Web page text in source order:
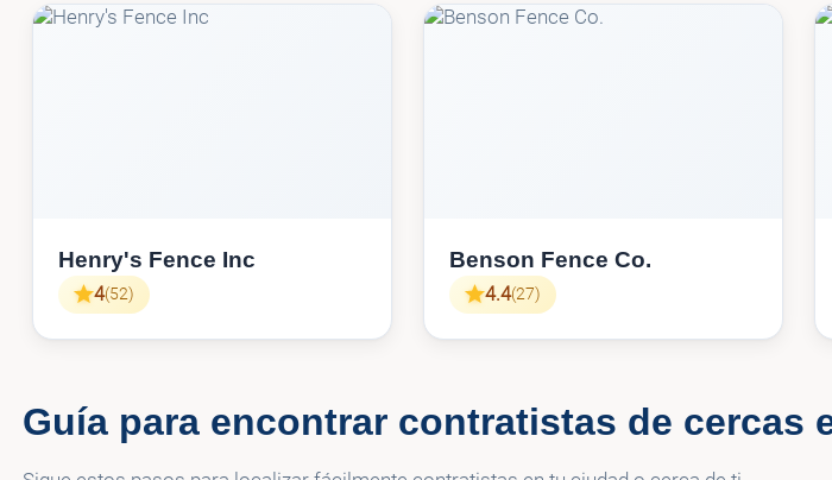
Henry's Fence Inc
4(52)
Benson Fence Co.
4.4(27)
Guía para encontrar contratistas de cercas